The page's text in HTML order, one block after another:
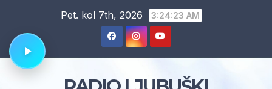
content
Pet. kol 7th, 2026 3:24:24 AM